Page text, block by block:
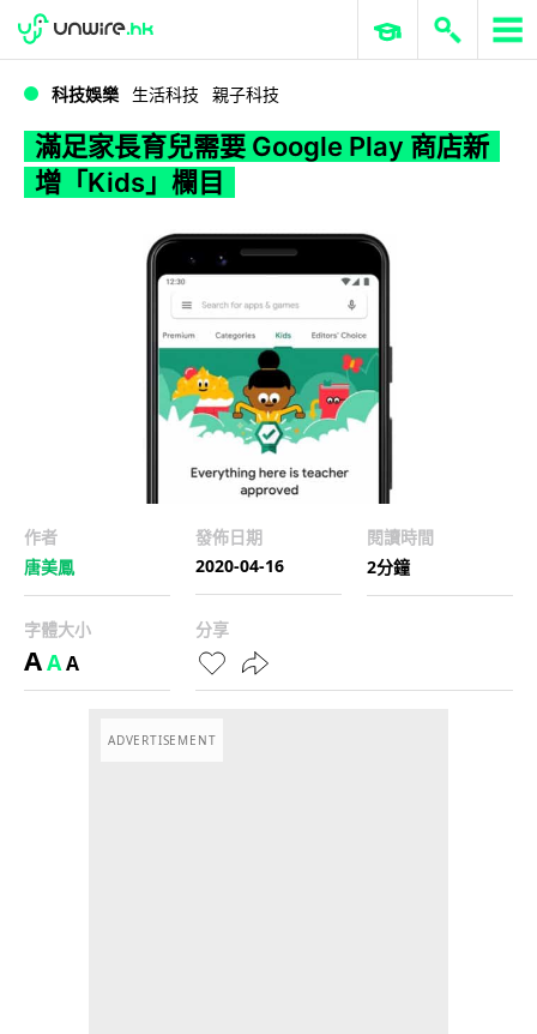
WWDC 2026 ERP 與商業 AI
科技娛樂 生活科技 親子科技
滿足家長育兒需要 Google Play 商店新
增「Kids」欄目
作者
唐美鳳
發佈日期
2020-04-16
閱讀時間
2分鐘
字體大小
AAA
分享
ADVERTISEMENT